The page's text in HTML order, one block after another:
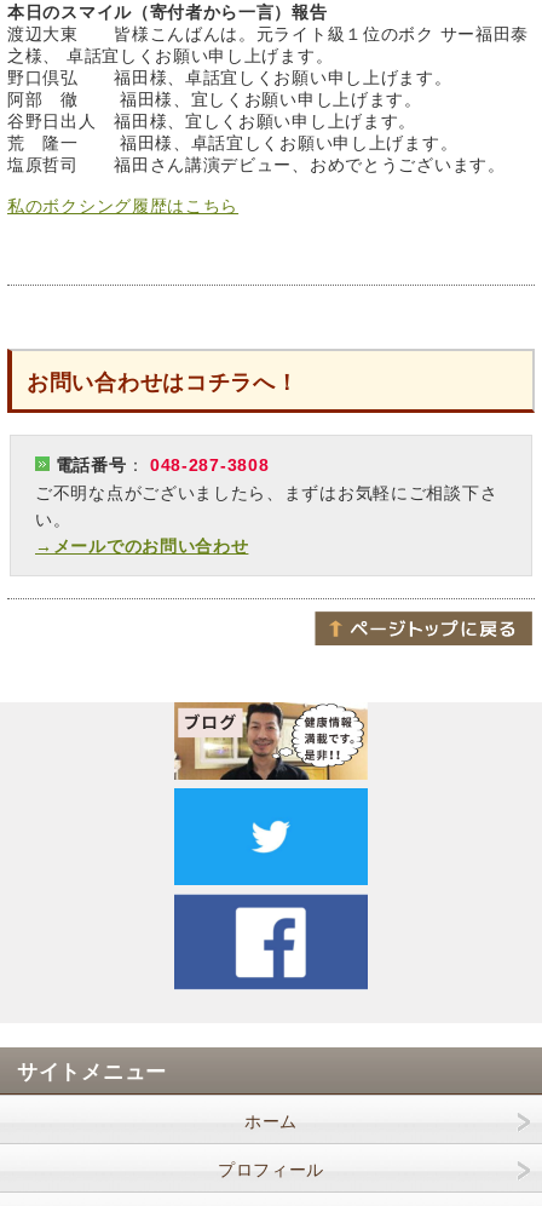
本日のスマイル（寄付者から一言）報告
渡辺大東 皆様こんばんは。元ライト級１位のボク サー福田泰
之様、 卓話宜しくお願い申し上げます。
野口倶弘 福田様、卓話宜しくお願い申し上げます。
阿部 徹 福田様、宜しくお願い申し上げます。
谷野日出人 福田様、宜しくお願い申し上げます。
荒 隆一 福田様、卓話宜しくお願い申し上げます。
塩原哲司 福田さん講演デビュー、おめでとうございます。
私のボクシング履歴はこちら
お問い合わせはコチラへ！
電話番号 ： 048-287-3808
ご不明な点がございましたら、まずはお気軽にご相談下さ
い。
→メールでのお問い合わせ
サイトメニュー
ホーム
プロフィール